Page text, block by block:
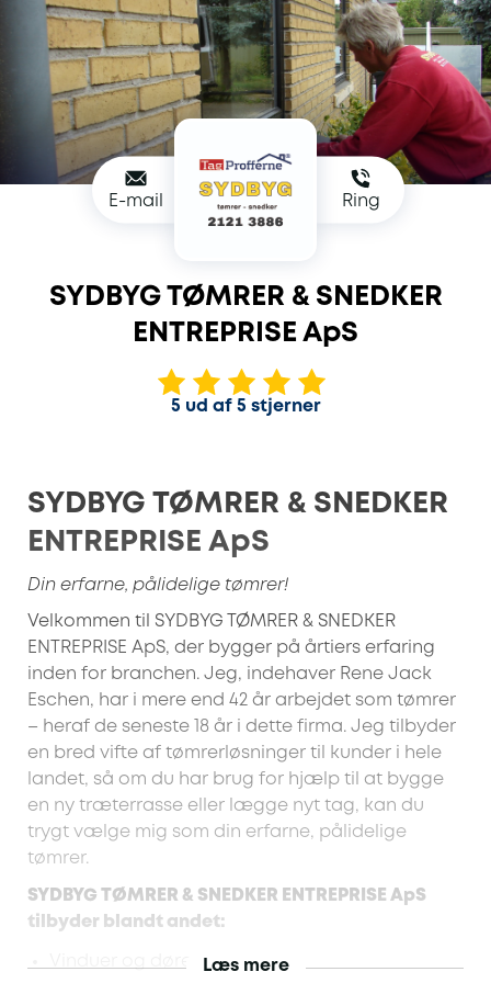
E-mail Ring
SYDBYG TØMRER & SNEDKER
ENTREPRISE ApS
5 ud af 5 stjerner
SYDBYG TØMRER & SNEDKER
ENTREPRISE ApS
Din erfarne, pålidelige tømrer!
Velkommen til SYDBYG TØMRER & SNEDKER
ENTREPRISE ApS, der bygger på årtiers erfaring
inden for branchen. Jeg, indehaver Rene Jack
Eschen, har i mere end 42 år arbejdet som tømrer
– heraf de seneste 18 år i dette firma. Jeg tilbyder
en bred vifte af tømrerløsninger til kunder i hele
landet, så om du har brug for hjælp til at bygge
en ny træterrasse eller lægge nyt tag, kan du
trygt vælge mig som din erfarne, pålidelige
tømrer.
SYDBYG TØMRER & SNEDKER ENTREPRISE ApS
tilbyder blandt andet:
Læs mere